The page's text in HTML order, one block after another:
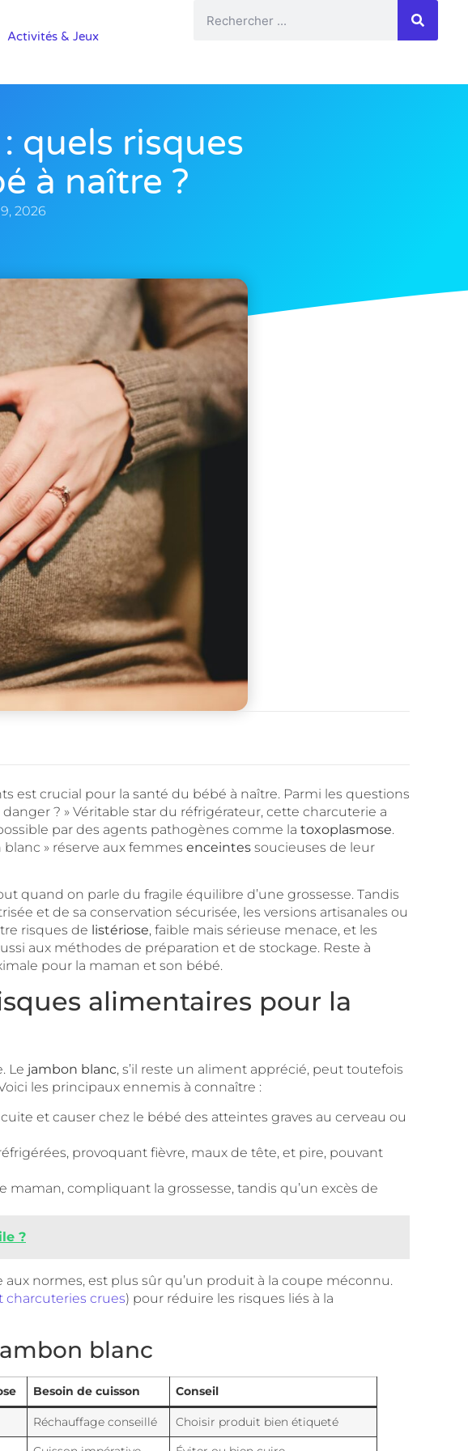
Activités & Jeux
quels risques
à naître ?
2026
est crucial pour la santé du bébé à naître. Parmi les questions
? » Véritable star du réfrigérateur, cette charcuterie a
par des agents pathogènes comme la toxoplasmose.
» réserve aux femmes enceintes soucieuses de leur
quand on parle du fragile équilibre d’une grossesse. Tandis
et de sa conservation sécurisée, les versions artisanales ou
risques de listériose, faible mais sérieuse menace, et les
aux méthodes de préparation et de stockage. Reste à
pour la maman et son bébé.
alimentaires pour la
Le jambon blanc, s’il reste un aliment apprécié, peut toutefois
les principaux ennemis à connaître :
et causer chez le bébé des atteintes graves au cerveau ou
provoquant fièvre, maux de tête, et pire, pouvant
compliquant la grossesse, tandis qu’un excès de
?
normes, est plus sûr qu’un produit à la coupe méconnu.
charcuteries crues) pour réduire les risques liés à la
blanc
Besoin de cuisson Conseil
Réchauffage conseillé
Choisir produit bien étiqueté